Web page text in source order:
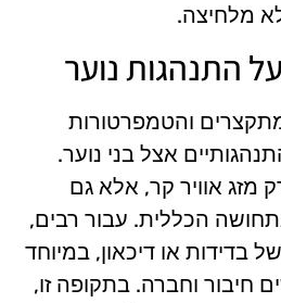
מלחיצה.
התנהגות נוער
והטמפרטורות
אצל בני נוער.
מזג אוויר קר, אלא גם
הכללית. עבור רבים,
בדידות או דיכאון, במיוחד
חיבור וחברה. בתקופה זו,